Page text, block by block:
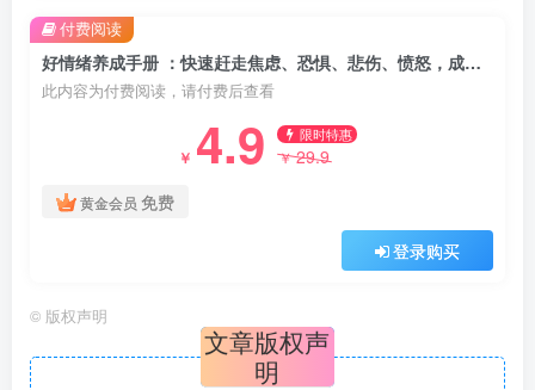
好情绪养成手册 ：快速赶走焦虑、恐惧、悲伤、愤怒，成为内心自洽的人 （epub+mobi+pdf）
此内容为付费阅读，请付费后查看
￥ 4.9 限时特惠
￥29.9
黄金会员 免费
登录购买
付费阅读
© 版权声明
文章版权声
明